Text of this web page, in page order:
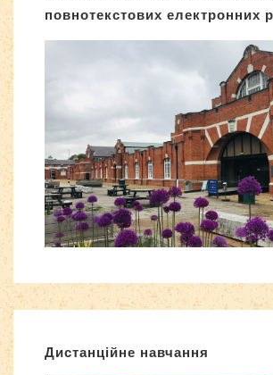
повнотекстових електронних
Дистанційне навчання